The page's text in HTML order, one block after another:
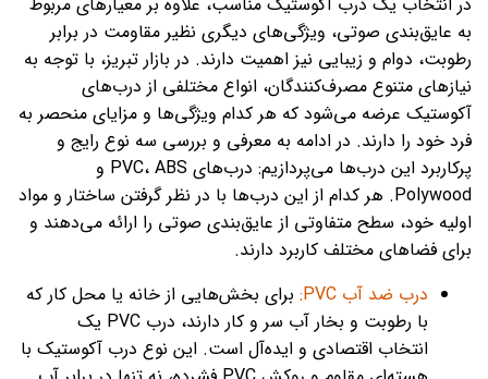
به عایق‌بندی صوتی، ویژگی‌های دیگری نظیر مقاومت در برابر
رطوبت، دوام و زیبایی نیز اهمیت دارند. در بازار تبریز، با توجه به
نیازهای متنوع مصرف‌کنندگان، انواع مختلفی از درب‌های
آکوستیک عرضه می‌شود که هر کدام ویژگی‌ها و مزایای منحصر به
فرد خود را دارند. در ادامه به معرفی و بررسی سه نوع رایج و
پرکاربرد این درب‌ها می‌پردازیم: درب‌های PVC، ABS و
Polywood. هر کدام از این درب‌ها با در نظر گرفتن ساختار و مواد
اولیه خود، سطح متفاوتی از عایق‌بندی صوتی را ارائه می‌دهند و
برای فضاهای مختلف کاربرد دارند.
درب ضد آب PVC:
برای بخش‌هایی از خانه یا محل کار که
با رطوبت و بخار آب سر و کار دارند، درب PVC یک
انتخاب اقتصادی و ایده‌آل است. این نوع درب آکوستیک با